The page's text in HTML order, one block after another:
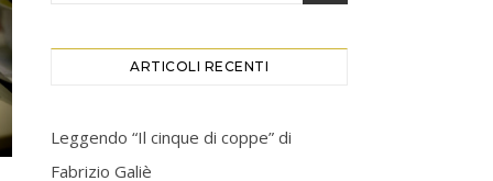
ARTICOLI RECENTI
Leggendo “Il cinque di coppe” di
Fabrizio Galiè